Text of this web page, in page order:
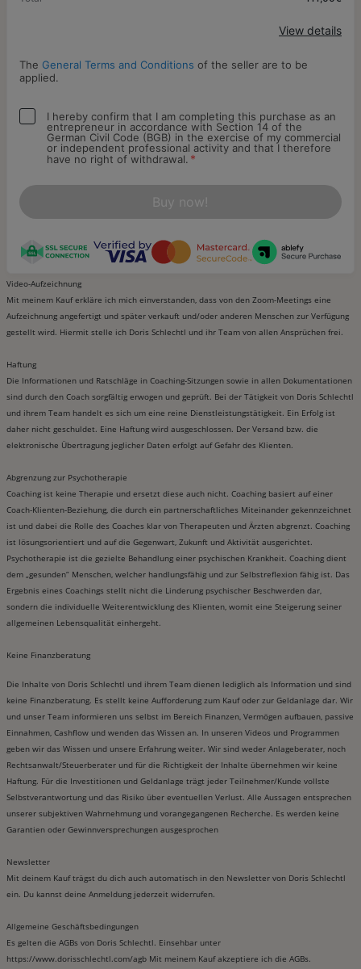
View details
The General Terms and Conditions of the seller are to be
applied.
I hereby confirm that I am completing this purchase as an
entrepreneur in accordance with Section 14 of the
German Civil Code (BGB) in the exercise of my commercial
or independent professional activity and that I therefore
have no right of withdrawal. *
Buy now!
Video-Aufzeichnung
Mit meinem Kauf erkläre ich mich einverstanden, dass von den Zoom-Meetings eine
Aufzeichnung angefertigt und später verkauft und/oder anderen Menschen zur Verfügung
gestellt wird. Hiermit stelle ich Doris Schlechtl und ihr Team von allen Ansprüchen frei.
Haftung
Die Informationen und Ratschläge in Coaching-Sitzungen sowie in allen Dokumentationen
sind durch den Coach sorgfältig erwogen und geprüft. Bei der Tätigkeit von Doris Schlechtl
und ihrem Team handelt es sich um eine reine Dienstleistungstätigkeit. Ein Erfolg ist
daher nicht geschuldet. Eine Haftung wird ausgeschlossen. Der Versand bzw. die
elektronische Übertragung jeglicher Daten erfolgt auf Gefahr des Klienten.
Abgrenzung zur Psychotherapie
Coaching ist keine Therapie und ersetzt diese auch nicht. Coaching basiert auf einer
Coach-Klienten-Beziehung, die durch ein partnerschaftliches Miteinander gekennzeichnet
ist und dabei die Rolle des Coaches klar von Therapeuten und Ärzten abgrenzt. Coaching
ist lösungsorientiert und auf die Gegenwart, Zukunft und Aktivität ausgerichtet.
Psychotherapie ist die gezielte Behandlung einer psychischen Krankheit. Coaching dient
dem „gesunden“ Menschen, welcher handlungsfähig und zur Selbstreflexion fähig ist. Das
Ergebnis eines Coachings stellt nicht die Linderung psychischer Beschwerden dar,
sondern die individuelle Weiterentwicklung des Klienten, womit eine Steigerung seiner
allgemeinen Lebensqualität einhergeht.
Keine Finanzberatung
Die Inhalte von Doris Schlechtl und ihrem Team dienen lediglich als Information und sind
keine Finanzberatung. Es stellt keine Aufforderung zum Kauf oder zur Geldanlage dar. Wir
und unser Team informieren uns selbst im Bereich Finanzen, Vermögen aufbauen, passive
Einnahmen, Cashflow und wenden das Wissen an. In unseren Videos und Programmen
geben wir das Wissen und unsere Erfahrung weiter. Wir sind weder Anlageberater, noch
Rechtsanwalt/Steuerberater und für die Richtigkeit der Inhalte übernehmen wir keine
Haftung. Für die Investitionen und Geldanlage trägt jeder Teilnehmer/Kunde vollste
Selbstverantwortung und das Risiko über eventuellen Verlust. Alle Aussagen entsprechen
unserer subjektiven Wahrnehmung und vorangegangenen Recherche. Es werden keine
Garantien oder Gewinnversprechungen ausgesprochen
Newsletter
Mit deinem Kauf trägst du dich auch automatisch in den Newsletter von Doris Schlechtl
ein. Du kannst deine Anmeldung jederzeit widerrufen.
Allgemeine Geschäftsbedingungen
Es gelten die AGBs von Doris Schlechtl. Einsehbar unter
https://www.dorisschlechtl.com/agb Mit meinem Kauf akzeptiere ich die AGBs.